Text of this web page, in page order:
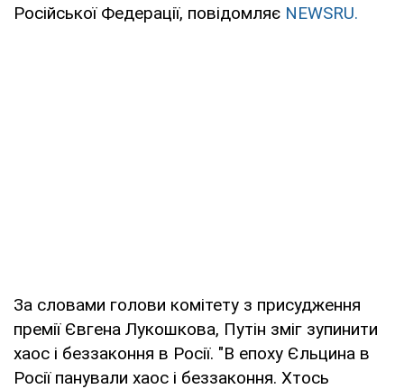
Російської Федерації, повідомляє NEWSRU.
За словами голови комітету з присудження
премії Євгена Лукошкова, Путін зміг зупинити
хаос і беззаконня в Росії. "В епоху Єльцина в
Росії панували хаос і беззаконня. Хтось